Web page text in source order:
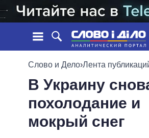
НОВОСТИ
ЛЕНТА
СОБЫТИЯ
СТАТЬИ
МНЕНИЯ
ОБЕЩАНИЯ
ПОЛИТИКИ
ВСЕ ПОЛИТИКИ
Слово и Дело›Лента
В Украину
похолодание и
мокрый снег